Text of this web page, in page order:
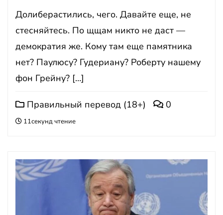
Долиберастились, чего. Давайте еще, не
стесняйтесь. По щщам никто не даст —
демократия же. Кому там еще памятника
нет? Паулюсу? Гудериану? Роберту нашему
фон Грейну? […]
Правильный перевод (18+) 0
11секунд чтение